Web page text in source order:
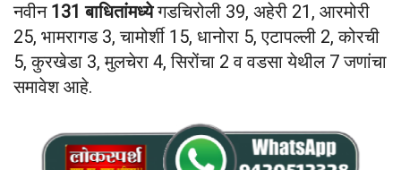
नवीन 131 बाधितांमध्येगडचिरोली 39, अहेरी 21, आरमोरी
25, भामरागड 3, चामोर्शी 15, धानोरा 5, एटापल्ली 2, कोरची
5, कुरखेडा 3, मुलचेरा 4, सिरोंचा 2 व वडसा येथील 7 जणांचा
समावेश आहे.